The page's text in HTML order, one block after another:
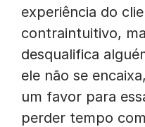
experiência do
contraintuitivo,
desqualifica
ele não se
um favor para
perder tempo